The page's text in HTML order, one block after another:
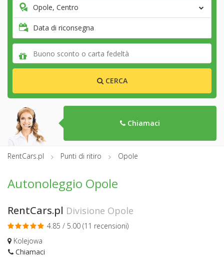
Opole, Centro
Data di riconsegna
CERCA
Chiamaci
RentCars.pl Punti di ritiro Opole
Autonoleggio Opole
RentCars.pl Divisione Opole
4.85 / 5.00 (11 recensioni)
Kolejowa
Chiamaci